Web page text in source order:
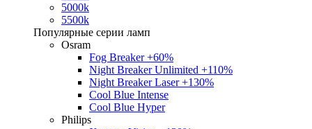
5000k
5500k
Популярные серии ламп
Osram
Fog Breaker +60%
Night Breaker Unlimited +110%
Night Breaker Laser +130%
Cool Blue Intense
Cool Blue Hyper
Philips